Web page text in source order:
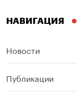
НАВИГАЦИЯ
Новости
Публикации